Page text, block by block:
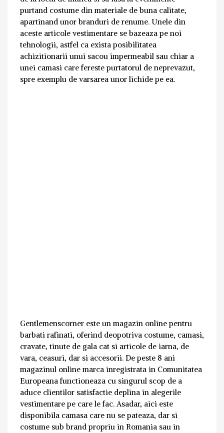
purtand costume din materiale de buna calitate,
apartinand unor branduri de renume. Unele din
aceste articole vestimentare se bazeaza pe noi
tehnologii, astfel ca exista posibilitatea
achizitionarii unui sacou impermeabil sau chiar a
unei camasi care fereste purtatorul de neprevazut,
spre exemplu de varsarea unor lichide pe ea.
Gentlemenscorner este un magazin online pentru
barbati rafinati, oferind deopotriva costume, camasi,
cravate, tinute de gala cat si articole de iarna, de
vara, ceasuri, dar si accesorii. De peste 8 ani
magazinul online marca inregistrata in Comunitatea
Europeana functioneaza cu singurul scop de a
aduce clientilor satisfactie deplina in alegerile
vestimentare pe care le fac. Asadar, aici este
disponibila camasa care nu se pateaza, dar si
costume sub brand propriu in Romania sau in